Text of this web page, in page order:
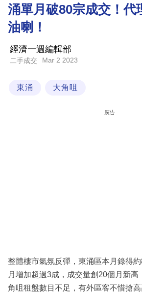
商
科
技
場
涌單月破80宗成交！代
油喇！
經濟一週編輯部
二手成交 Mar 2 2023
東涌 大角咀
廣告
整體樓市氣氛反彈，東涌區本月錄得
月增加超過3成，成交量創20個月新高
角咀租盤數目不足，有外區客不惜搶高